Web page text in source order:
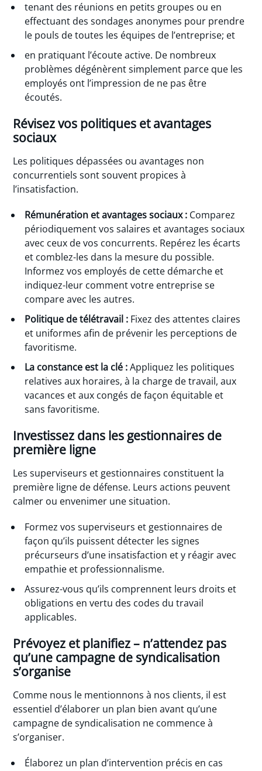
tenant des réunions en petits groupes ou en
effectuant des sondages anonymes pour prendre
le pouls de toutes les équipes de l’entreprise; et
en pratiquant l’écoute active. De nombreux
problèmes dégénèrent simplement parce que les
employés ont l’impression de ne pas être
écoutés.
Révisez vos politiques et avantages
sociaux
Les politiques dépassées ou avantages non
concurrentiels sont souvent propices à
l’insatisfaction.
Rémunération et avantages sociaux : Comparez
périodiquement vos salaires et avantages sociaux
avec ceux de vos concurrents. Repérez les écarts
et comblez-les dans la mesure du possible.
Informez vos employés de cette démarche et
indiquez-leur comment votre entreprise se
compare avec les autres.
Politique de télétravail : Fixez des attentes claires
et uniformes afin de prévenir les perceptions de
favoritisme.
La constance est la clé :Appliquez les politiques
relatives aux horaires, à la charge de travail, aux
vacances et aux congés de façon équitable et
sans favoritisme.
Investissez dans les gestionnaires de
première ligne
Les superviseurs et gestionnaires constituent la
première ligne de défense. Leurs actions peuvent
calmer ou envenimer une situation.
Formez vos superviseurs et gestionnaires de
façon qu’ils puissent détecter les signes
précurseurs d’une insatisfaction et y réagir avec
empathie et professionnalisme.
Assurez-vous qu’ils comprennent leurs droits et
obligations en vertu des codes du travail
applicables.
Prévoyez et planifiez – n’attendez pas
qu’une campagne de syndicalisation
s’organise
Comme nous le mentionnons à nos clients, il est
essentiel d’élaborer un plan bien avant qu’une
campagne de syndicalisation ne commence à
s’organiser.
Élaborez un plan d’intervention précis en cas